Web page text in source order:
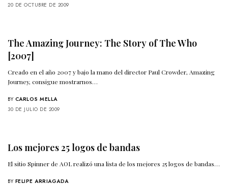
20 DE OCTUBRE DE 2009
The Amazing Journey: The Story of The Who
[2007]
Creado en el año 2007 y bajo la mano del director Paul Crowder, Amazing
Journey, consigue mostrarnos…
BY CARLOS MELLA
30 DE JULIO DE 2009
Los mejores 25 logos de bandas
El sitio Spinner de AOL realizó una lista de los mejores 25 logos de bandas…
BY FELIPE ARRIAGADA